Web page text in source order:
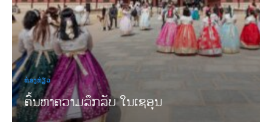
ທ່ອງທ່ຽວ
ຄົ້ນຫາຄວາມລຶກລັບ ໃນເຊອຸນ